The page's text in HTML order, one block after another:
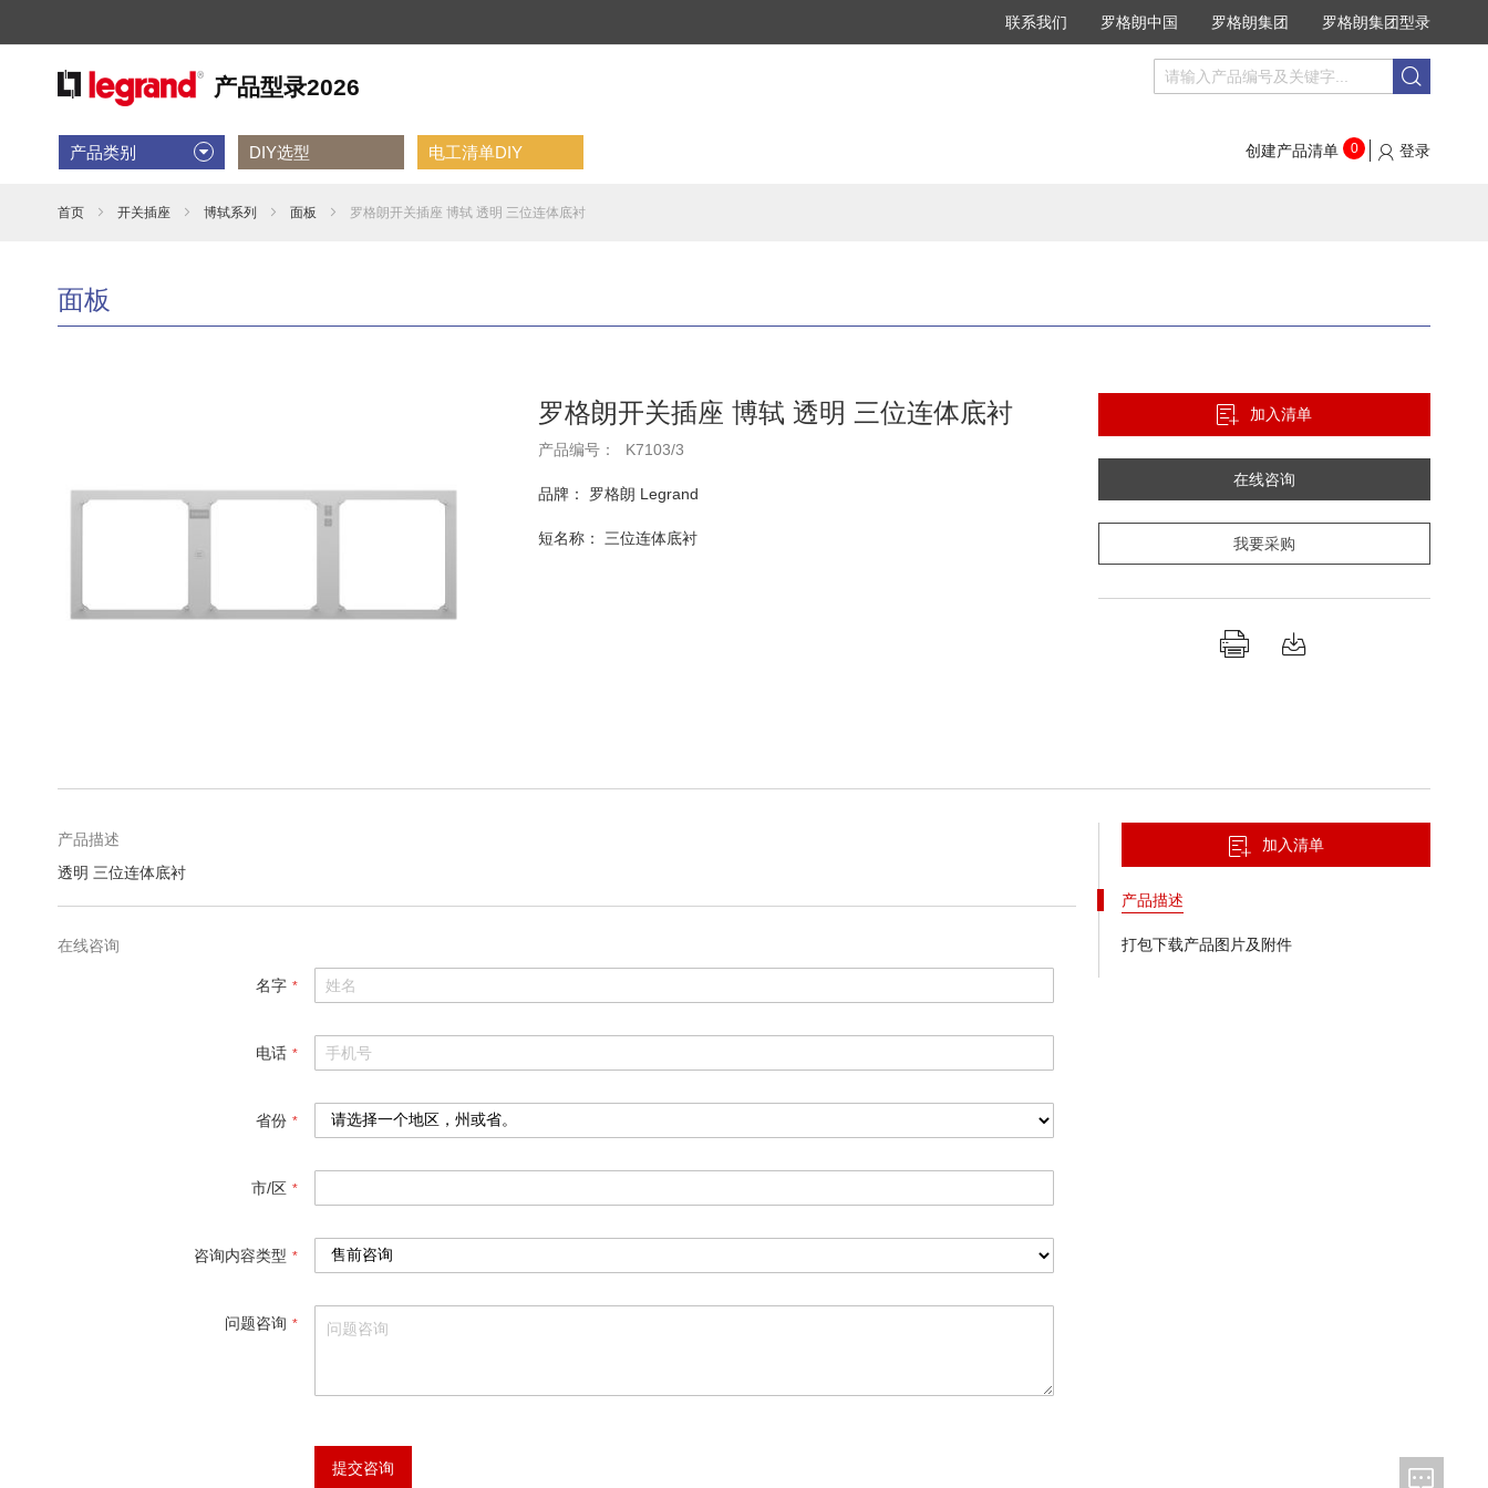
联系我们 罗格朗中国 罗格朗集团 罗格朗集团型录
搜
创建产品清单
0 登录
产品类别 DIY选型 电工清单DIY
首页 开关插座 博轼系列 面板 罗格朗开关插座 博轼 透明 三位连体底衬
面板
罗格朗开关插座 博轼 透明 三位连体底衬
产品编号： K7103/3
品牌： 罗格朗 Legrand
短名称： 三位连体底衬
加入清单
在线咨询
我要采购
片
转
图
库
的
头
加入清单
产品描述
打包下载产品图片及附件
产品描述
透明 三位连体底衬
在线咨询
名字
电话
省份
市/区
咨询内容类型
问题咨询
提交咨询